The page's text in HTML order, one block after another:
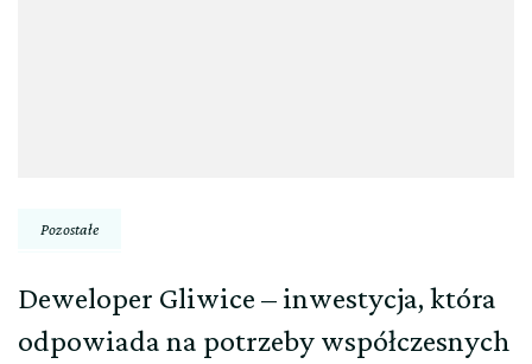
Pozostałe
Deweloper Gliwice – inwestycja, która
odpowiada na potrzeby współczesnych